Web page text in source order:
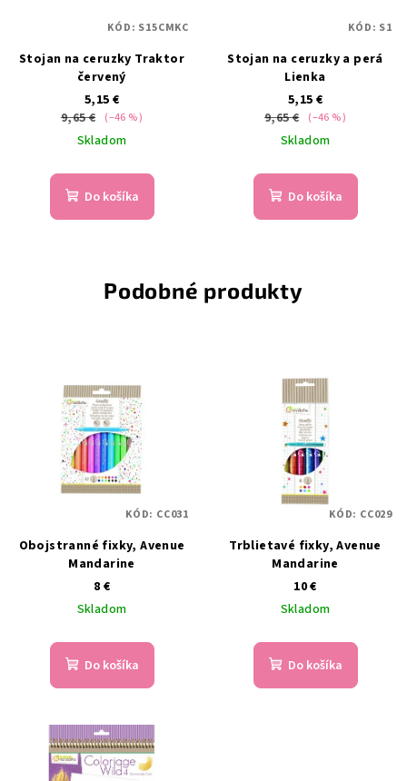
Stojan na ceruzky Traktor
červený
5,15 €
9,65 € (–46 %)
Skladom
Do košíka
KÓD: S15CMKC
Stojan na ceruzky a perá
Lienka
5,15 €
9,65 € (–46 %)
Skladom
Do košíka
KÓD: S1
Podobné produkty
Obojstranné fixky, Avenue
Mandarine
8 €
Skladom
Do košíka
KÓD: CC031
Trblietavé fixky, Avenue
Mandarine
10 €
Skladom
Do košíka
KÓD: CC029